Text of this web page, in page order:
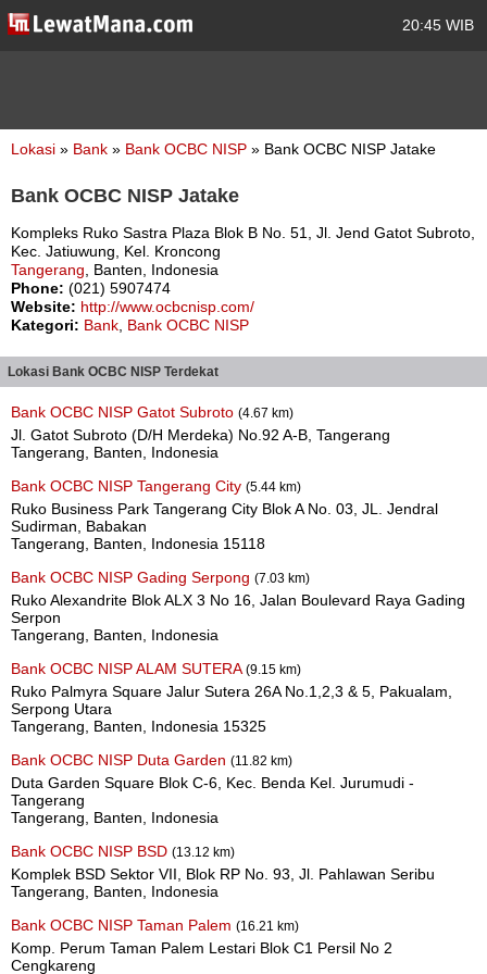
20:45 WIB
Lokasi » Bank » Bank OCBC NISP » Bank OCBC NISP Jatake
Bank OCBC NISP Jatake
Kompleks Ruko Sastra Plaza Blok B No. 51, Jl. Jend Gatot Subroto,
Kec. Jatiuwung, Kel. Kroncong
Tangerang , Banten, Indonesia
Phone: (021) 5907474
Website: http://www.ocbcnisp.com/
Kategori: Bank Bank OCBC NISP
Lokasi Bank OCBC NISP Terdekat
Bank OCBC NISP Gatot Subroto (4.67 km)
Jl. Gatot Subroto (D/H Merdeka) No.92 A-B, Tangerang
Tangerang, Banten, Indonesia
Bank OCBC NISP Tangerang City (5.44 km)
Ruko Business Park Tangerang City Blok A No. 03, JL. Jendral
Sudirman, Babakan
Tangerang, Banten, Indonesia 15118
Bank OCBC NISP Gading Serpong (7.03 km)
Ruko Alexandrite Blok ALX 3 No 16, Jalan Boulevard Raya Gading
Serpon
Tangerang, Banten, Indonesia
Bank OCBC NISP ALAM SUTERA (9.15 km)
Ruko Palmyra Square Jalur Sutera 26A No.1,2,3 & 5, Pakualam,
Serpong Utara
Tangerang, Banten, Indonesia 15325
Bank OCBC NISP Duta Garden (11.82 km)
Duta Garden Square Blok C-6, Kec. Benda Kel. Jurumudi -
Tangerang
Tangerang, Banten, Indonesia
Bank OCBC NISP BSD (13.12 km)
Komplek BSD Sektor VII, Blok RP No. 93, Jl. Pahlawan Seribu
Tangerang, Banten, Indonesia
Bank OCBC NISP Taman Palem (16.21 km)
Komp. Perum Taman Palem Lestari Blok C1 Persil No 2
Cengkareng